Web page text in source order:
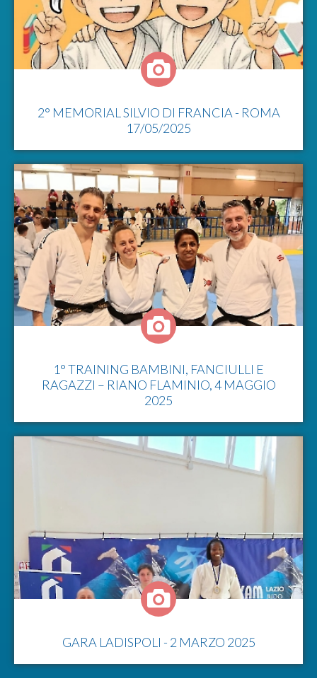
2° MEMORIAL SILVIO DI FRANCIA - ROMA
17/05/2025
1° TRAINING BAMBINI, FANCIULLI E
RAGAZZI – RIANO FLAMINIO, 4 MAGGIO
2025
GARA LADISPOLI - 2 MARZO 2025